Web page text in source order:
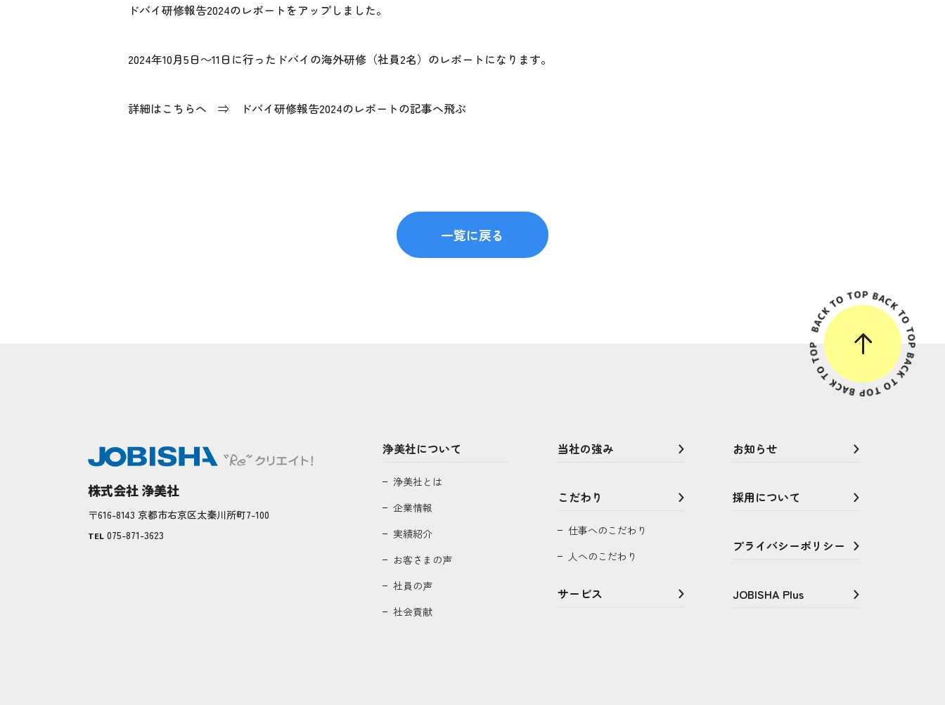
ドバイ研修報告2024のレポートをアップしました。
2024年10月5日～11日に行ったドバイの海外研修（社員2名）のレポートになります。
詳細はこちらへ ⇒ ドバイ研修報告2024のレポートの記事へ飛ぶ
一覧に戻る
株式会社 浄美社
〒616-8143 京都市右京区太秦川所町7-100
TEL 075-871-3623
浄美社について
浄美社とは
企業情報
実績紹介
お客さまの声
社員の声
社会貢献
当社の強み
こだわり
仕事へのこだわり
人へのこだわり
サービス
お知らせ
採用について
プライバシーポリシー
JOBISHA Plus